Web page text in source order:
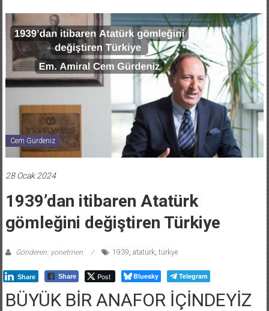
Cem Gürdeniz
28 Ocak 2024
1939’dan itibaren Atatürk
gömleğini değiştiren Türkiye
Gönderen: yonetmen 1939 atatürk, türkye
Share Share Post Bluesky Telegram
BÜYÜK BİR ANAFOR İÇİNDEYİZ